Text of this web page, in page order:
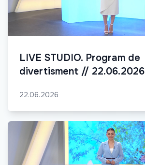
LIVE STUDIO. Program de
divertisment // 22.06.2026
22.06.2026